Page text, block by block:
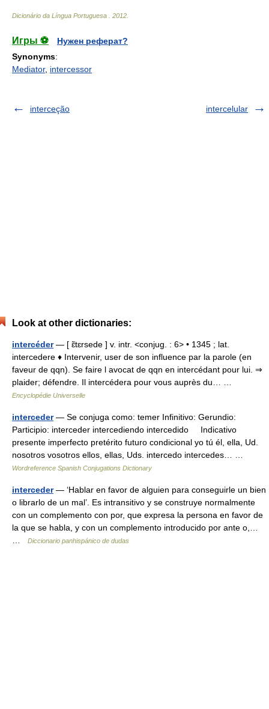
Dicionário da Língua Portuguesa 2012
Игры ⚽
Нужен реферат?
Synonyms:
Mediator, intercessor
interceção intercelular
Look at other dictionaries:
intercéder— [ ɛ̃tɛrsede ] v. intr. <conjug. : 6> • 1345 ; lat.
intercedere ♦ Intervenir, user de son influence par la parole (en
faveur de qqn). Se faire l avocat de qqn en intercédant pour lui. ⇒
plaider; défendre. Il intercédera pour vous auprès du… …
Encyclopédie Universelle
interceder— Se conjuga como: temer Infinitivo: Gerundio:
Participio: interceder intercediendo intercedido Indicativo
presente imperfecto pretérito futuro condicional yo tú él, ella, Ud.
nosotros vosotros ellos, ellas, Uds. intercedo intercedes… …
Wordreference Spanish Conjugations Dictionary
interceder— ‘Hablar en favor de alguien para conseguirle un bien
o librarlo de un mal’. Es intransitivo y se construye normalmente
con un complemento con por, que expresa la persona en favor de
la que se habla, y con un complemento introducido por ante o,…
Diccionario panhispánico de dudas